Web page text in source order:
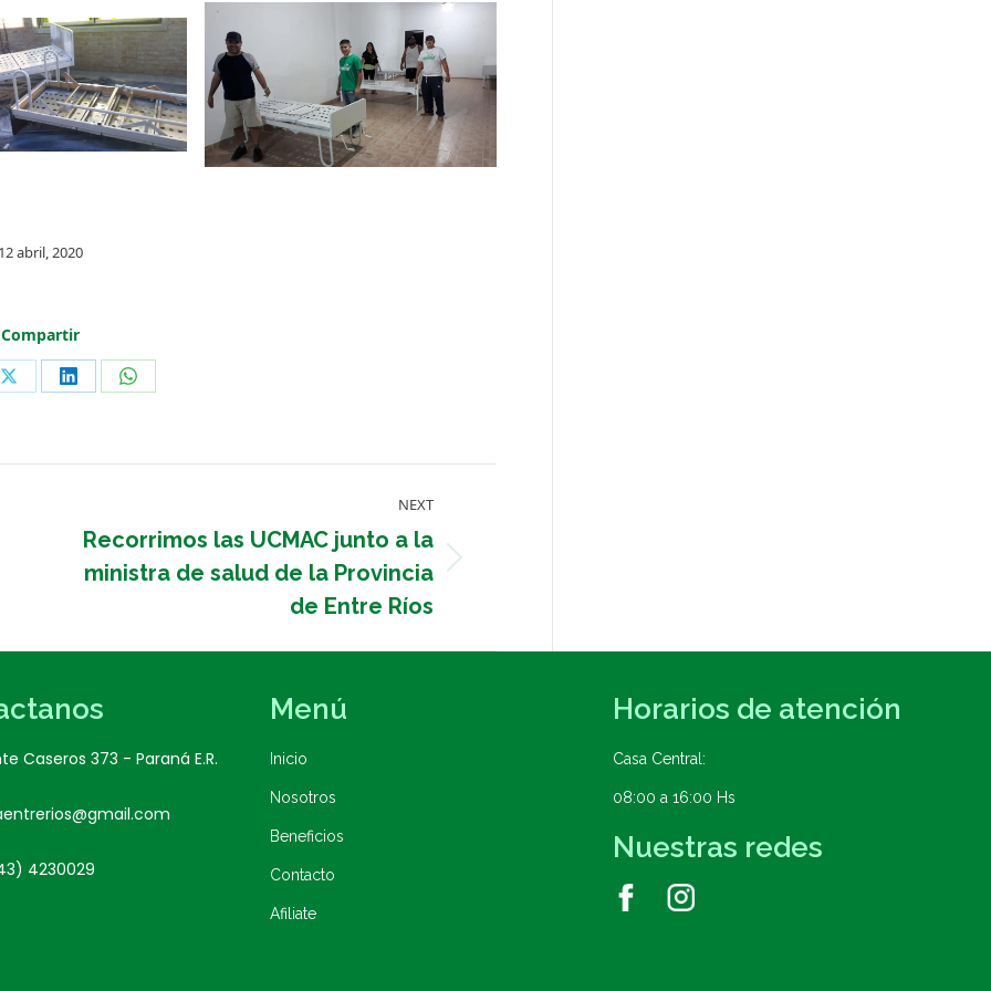
12 abril, 2020
Compartir
Share Share Share
NEXT
Next
Recorrimos las UCMAC junto a la
ministra de salud de la Provincia
de Entre Ríos
Caseros 373 - Paraná E.R.
4230029
Menú
Inicio
Nosotros
Beneficios
Contacto
Afiliate
Horarios de atención
Casa Central:
08:00 a 16:00 Hs
Nuestras redes